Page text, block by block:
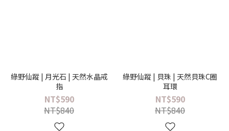
綠野仙蹤 | 月光石 | 天然水晶戒
指
NT$590
NT$840
綠野仙蹤 | 貝珠 | 天然貝珠C圈
耳環
NT$590
NT$840